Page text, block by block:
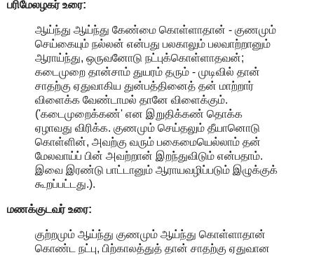
பரிமேலழகர் உரை:
ஆய்ந்து ஆய்ந்து கேண்மை கொள்ளாதான் - குணமும்
செய்கையும் நல்லன் என்பது பலகாலும் பலவாற்றானும்
ஆராய்ந்து, ஒருவனோடு நட்புக்கொள்ளாதவன்;
கடைமுறை தான்சாம் துயரம் தரும் - முடிவில் தான்
சாதற்கு ஏதுவாகிய துன்பத்தினைத் தன் மாற்றார்
விளைக்க வேண்டாமல் தானே விளைக்கும்.
('கடைமுறைக்கண்' என இறுதிக்கண் தொக்க
ஏழாவது விரிக்க. குணமும் செய்தலும் தீயானொடு
கொள்ளின், அவற்கு வரும் பகைமையெல்லாம் தன்
மேலவாய்ப் பின் அவற்றான் இறந்துவிடும் என்பதாம்.
இவை இரண்டு பாட்டானும் ஆராயவழிப்படும் இழுக்குக்
கூறப்பட்டது.).
மணக்குடவர் உரை:
குற்றமும் ஆய்ந்து குணமும் ஆய்ந்து கொள்ளாதான்
கொண்ட நட்பு, பிற்காலத்துத் தான் சாதற்கு ஏதுவான